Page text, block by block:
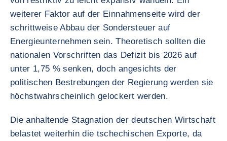
weiterer Faktor auf der Einnahmenseite wird der
schrittweise Abbau der Sondersteuer auf
Energieunternehmen sein. Theoretisch sollten die
nationalen Vorschriften das Defizit bis 2026 auf
unter 1,75 % senken, doch angesichts der
politischen Bestrebungen der Regierung werden sie
höchstwahrscheinlich gelockert werden.
Die anhaltende Stagnation der deutschen Wirtschaft
belastet weiterhin die tschechischen Exporte, da